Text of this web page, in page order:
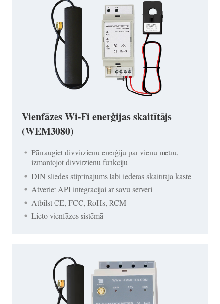
Vienfāzes Wi-Fi enerģijas skaitītājs
(WEM3080)
Pārraugiet divvirzienu enerģiju par vienu metru,
izmantojot divvirzienu funkciju
DIN sliedes stiprinājums labi iederas skaitītāja kastē
Atveriet API integrācijai ar savu serveri
Atbilst CE, FCC, RoHs, RCM
Lieto vienfāzes sistēmā